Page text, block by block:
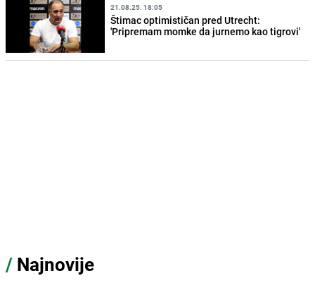
21.08.25. 18:05
Štimac optimističan pred Utrecht:
'Pripremam momke da jurnemo kao tigrovi'
/ Najnovije